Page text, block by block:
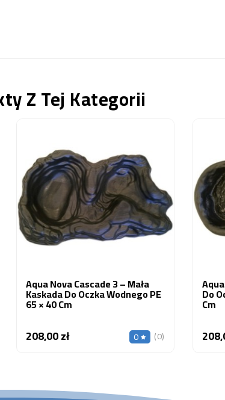
Z Tej Kategorii
Aqua Nova Cascade 3 – Mała
Kaskada Do Oczka Wodnego PE
65 × 40 Cm
208,00 złCena 0 (0)
Do
Cm